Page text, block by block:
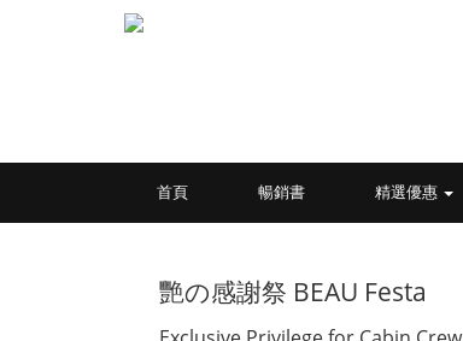
首頁 暢銷書 精選優惠
艷の感謝祭 BEAU Festa